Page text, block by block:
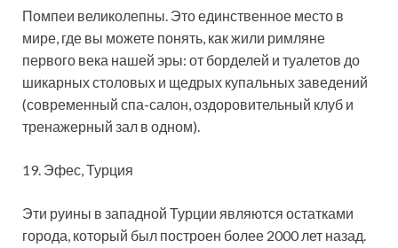
Помпеи великолепны. Это единственное место в
мире, где вы можете понять, как жили римляне
первого века нашей эры: от борделей и туалетов до
шикарных столовых и щедрых купальных заведений
(современный спа-салон, оздоровительный клуб и
тренажерный зал в одном).
19. Эфес, Турция
Эти руины в западной Турции являются остатками
города, который был построен более 2000 лет назад.